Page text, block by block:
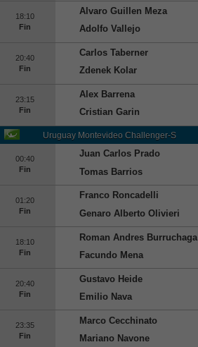
18:10
Fin
Alvaro Guillen Meza
Adolfo Vallejo
20:40
Fin
Carlos Taberner
Zdenek Kolar
23:15
Fin
Alex Barrena
Cristian Garin
UruguayMontevideo Challenger-S
00:40
Fin
Juan Carlos Prado
Tomas Barrios
01:20
Fin
Franco Roncadelli
Genaro Alberto Olivieri
18:10
Fin
Roman Andres Burruchaga
Facundo Mena
20:40
Fin
Gustavo Heide
Emilio Nava
23:35
Fin
Marco Cecchinato
Mariano Navone